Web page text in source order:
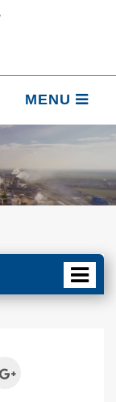
MENU